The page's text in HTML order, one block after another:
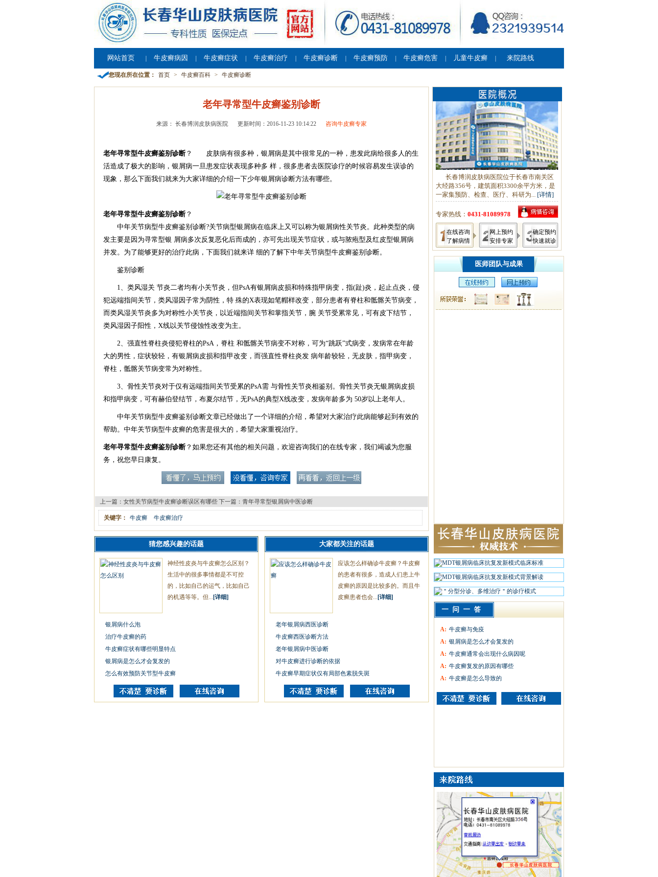
网站首页 牛皮癣病因 牛皮癣症状 牛皮癣治疗 牛皮癣诊断 牛皮癣预防 牛皮癣危害 儿童牛皮癣 来院路线
您现在所在位置： 首页 > 牛皮癣百科 > 牛皮癣诊断
老年寻常型牛皮癣鉴别诊断
来源： 长春博润皮肤病医院 更新时间：2016-11-23 10:14:22 咨询牛皮癣专家
老年寻常型牛皮癣鉴别诊断 ？ 皮肤病有很多种，银屑病是其中很常见的一种，患发此病给很多人的生
活造成了极大的影响，银屑病一旦患发症状表现多种多 样，很多患者去医院诊疗的时候容易发生误诊的
现象，那么下面我们就来为大家详细的介绍一下少年银屑病诊断方法有哪些。
老年寻常型牛皮癣鉴别诊断 ？
中年关节病型牛皮癣鉴别诊断?关节病型银屑病在临床上又可以称为银屑病性关节炎。此种类型的病
发主要是因为寻常型银 屑病多次反复恶化后而成的，亦可先出现关节症状，或与脓疱型及红皮型银屑病
并发。为了能够更好的治疗此病，下面我们就来详 细的了解下中年关节病型牛皮癣鉴别诊断。
鉴别诊断
1、类风湿关 节炎二者均有小关节炎，但PsA有银屑病皮损和特殊指甲病变，指(趾)炎，起止点炎，侵
犯远端指间关节，类风湿因子常为阴性，特 殊的X表现如笔帽样改变，部分患者有脊柱和骶髂关节病变，
而类风湿关节炎多为对称性小关节炎，以近端指间关节和掌指关节，腕 关节受累常见，可有皮下结节，
类风湿因子阳性，X线以关节侵蚀性改变为主。
2、强直性脊柱炎侵犯脊柱的PsA，脊柱 和骶髂关节病变不对称，可为“跳跃”式病变，发病常在年龄
大的男性，症状较轻，有银屑病皮损和指甲改变，而强直性脊柱炎发 病年龄较轻，无皮肤，指甲病变，
脊柱，骶髂关节病变常为对称性。
3、骨性关节炎对于仅有远端指间关节受累的PsA需 与骨性关节炎相鉴别。骨性关节炎无银屑病皮损
和指甲病变，可有赫伯登结节，布夏尔结节，无PsA的典型X线改变，发病年龄多为 50岁以上老年人。
中年关节病型牛皮癣鉴别诊断文章已经做出了一个详细的介绍，希望对大家治疗此病能够起到有效的
帮助。中年关节病型牛皮癣的危害是很大的，希望大家重视治疗。
老年寻常型牛皮癣鉴别诊断 ？如果您还有其他的相关问题，欢迎咨询我们的在线专家，我们竭诚为您服
务，祝您早日康复。
上一篇： 女性关节病型牛皮癣诊断误区有哪些 下一篇： 青年寻常型银屑病中医诊断
关键字： 牛皮癣 牛皮癣治疗
猜您感兴趣的话题
神经性皮炎与牛皮癣怎么区别？
生活中的很多事情都是不可控
的，比如自己的运气，比如自己
的机遇等等。但... [详细]
银屑病什么泡
治疗牛皮癣的药
牛皮癣症状有哪些明显特点
银屑病是怎么才会复发的
怎么有效预防关节型牛皮癣
大家都关注的话题
应该怎么样确诊牛皮癣？牛皮癣
的患者有很多，造成人们患上牛
皮癣的原因是比较多的。而且牛
皮癣患者也会... [详细]
老年银屑病西医诊断
牛皮癣西医诊断方法
老年银屑病中医诊断
对牛皮癣进行诊断的依据
牛皮癣早期症状仅有局部色素脱失斑
长春博润皮肤病医院位于长春市南关区
大经路356号，建筑面积3300余平方米，是
一家集预防、检查、医疗、科研为... [详情]
专家热线： 0431-81089978
在线咨询
了解病情
网上预约
安排专家
确定预约
快速就诊
医师团队与成果
一问一答
A: 牛皮癣与免疫
A: 银屑病是怎么才会复发的
A: 牛皮癣通常会出现什么病因呢
A: 牛皮癣复发的原因有哪些
A: 牛皮癣是怎么导致的